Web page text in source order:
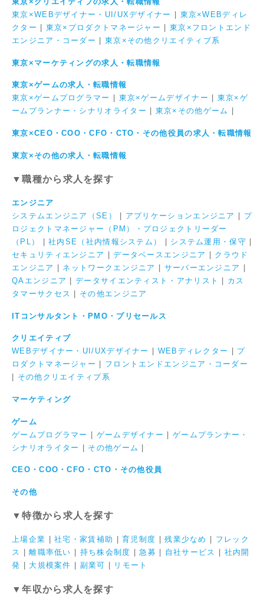
東京×WEBデザイナー・UI/UXデザイナー
東京×WEBディレ
クター
東京×プロダクトマネージャー
東京×フロントエンド
エンジニア・コーダー
東京×その他クリエイティブ系
東京×マーケティングの求人・転職情報
東京×ゲームの求人・転職情報
東京×ゲームプログラマー
東京×ゲームデザイナー
東京×ゲ
ームプランナー・シナリオライター
東京×その他ゲーム
東京×CEO・COO・CFO・CTO・その他役員の求人・転職情報
東京×その他の求人・転職情報
▼職種から求人を探す
エンジニア
システムエンジニア（SE）
アプリケーションエンジニア
プ
ロジェクトマネージャー（PM）・プロジェクトリーダー
（PL）
|社内SE（社内情報システム） システム運用・保守
セキュリティエンジニア
|データベースエンジニア
クラウド
エンジニア
ネットワークエンジニア サーバーエンジニア
QAエンジニア
|データサイエンティスト・アナリスト
カス
タマーサクセス
その他エンジニア
ITコンサルタント・PMO・プリセールス
クリエイティブ
WEBデザイナー・UI/UXデザイナー
WEBディレクター
プ
ロダクトマネージャー
フロントエンドエンジニア・コーダー
その他クリエイティブ系
マーケティング
ゲーム
ゲームプログラマー | ゲームデザイナー | ゲームプランナー・
シナリオライター | その他ゲーム |
CEO・COO・CFO・CTO・その他役員
その他
▼特徴から求人を探す
上場企業 |社宅・家賃補助 |育児制度 |残業少なめ
フレック
ス
|離職率低い 持ち株会制度 |急募 自社サービス
社内開
発
大規模案件 副業可 リモート
▼年収から求人を探す